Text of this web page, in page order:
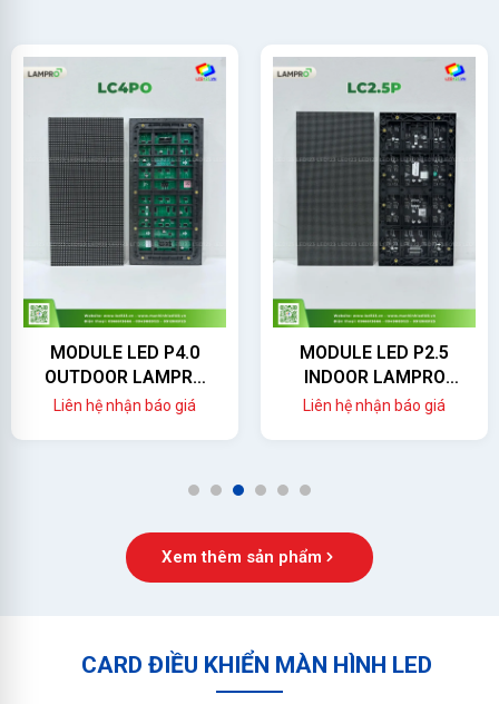
MODULE LED P4.0
OUTDOOR LAMPRO
(LC4.0PO)
Liên hệ nhận báo giá
MODULE LED P2.5
INDOOR LAMPRO
(LC2.5P)
Liên hệ nhận báo giá
1 2 3 4 5 6
Xem thêm sản phẩm
CARD ĐIỀU KHIỂN MÀN HÌNH LED